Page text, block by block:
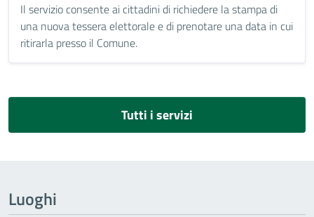
Il servizio consente ai cittadini di richiedere la stampa di
una nuova tessera elettorale e di prenotare una data in cui
ritirarla presso il Comune.
Tutti i servizi
Luoghi